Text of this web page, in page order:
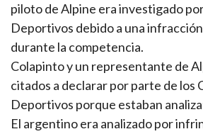
piloto de Alpine era investigado
Deportivos debido a una
durante la competencia.
Colapinto y un representante de
citados a declarar por parte de los
Deportivos porque estaban
El argentino era analizado por